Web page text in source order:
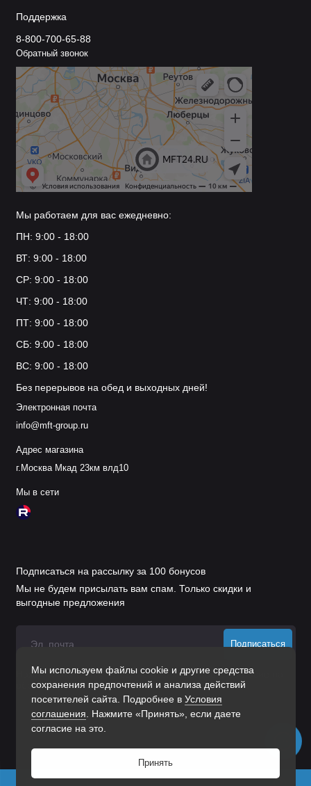
0
Мы используем файлы cookie и другие средства
сохранения предпочтений и анализа действий
посетителей сайта. Подробнее в Условия
соглашения . Нажмите «Принять», если даете
согласие на это.
Принять
Поддержка
8-800-700-65-88
Обратный звонок
Мы работаем для вас ежедневно:
ПН: 9:00 - 18:00
ВТ: 9:00 - 18:00
СР: 9:00 - 18:00
ЧТ: 9:00 - 18:00
ПТ: 9:00 - 18:00
СБ: 9:00 - 18:00
ВС: 9:00 - 18:00
Без перерывов на обед и выходных дней!
Электронная почта
info@mft-group.ru
Адрес магазина
г.Москва Мкад 23км влд10
Мы в сети
Подписаться на рассылку за 100 бонусов
Мы не будем присылать вам спам. Только скидки и
выгодные предложения
Подписаться
Нажимая на кнопку «Подписаться», Вы даетесогласие на
обработку персональных данных.